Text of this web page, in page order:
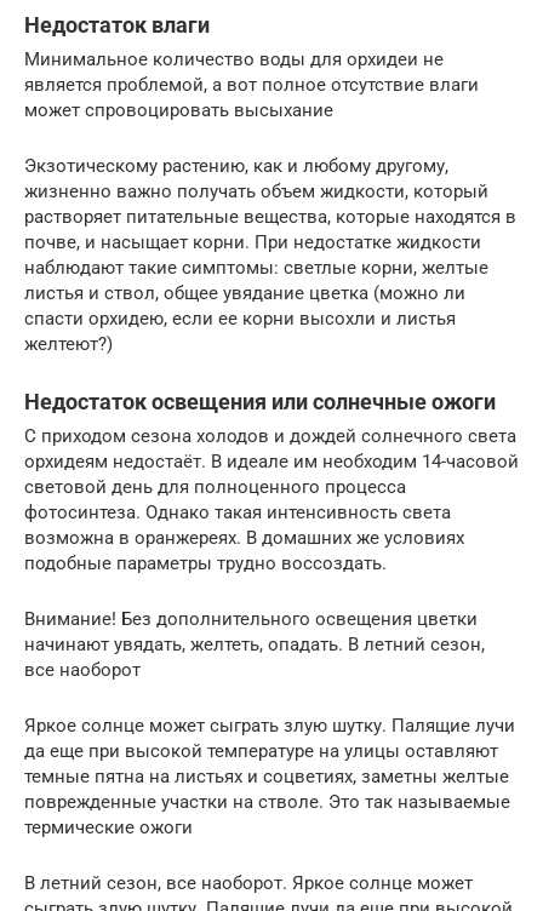
Недостаток влаги
Минимальное количество воды для орхидеи не
является проблемой, а вот полное отсутствие влаги
может спровоцировать высыхание
Экзотическому растению, как и любому другому,
жизненно важно получать объем жидкости, который
растворяет питательные вещества, которые находятся в
почве, и насыщает корни. При недостатке жидкости
наблюдают такие симптомы: светлые корни, желтые
листья и ствол, общее увядание цветка (можно ли
спасти орхидею, если ее корни высохли и листья
желтеют?)
Недостаток освещения или солнечные ожоги
С приходом сезона холодов и дождей солнечного света
орхидеям недостаёт. В идеале им необходим 14-часовой
световой день для полноценного процесса
фотосинтеза. Однако такая интенсивность света
возможна в оранжереях. В домашних же условиях
подобные параметры трудно воссоздать.
Внимание! Без дополнительного освещения цветки
начинают увядать, желтеть, опадать. В летний сезон,
все наоборот
Яркое солнце может сыграть злую шутку. Палящие лучи
да еще при высокой температуре на улицы оставляют
темные пятна на листьях и соцветиях, заметны желтые
поврежденные участки на стволе. Это так называемые
термические ожоги
В летний сезон, все наоборот. Яркое солнце может